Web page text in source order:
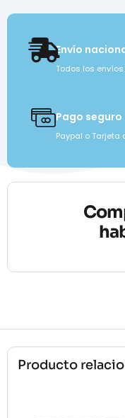
Envío
Todos los
Pago seguro
Paypal o Tarjeta
Producto